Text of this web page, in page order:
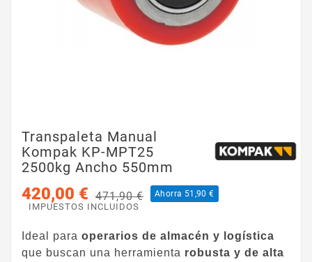
Transpaleta Manual
Kompak KP-MPT25
2500kg Ancho 550mm
420,00 € 471,90 € Ahorra 51,90 €
IMPUESTOS INCLUIDOS
Ideal para operarios de almacén y logística
que buscan una herramienta robusta y de alta